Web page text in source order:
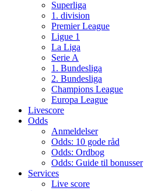
Superliga
1. division
Premier League
Ligue 1
La Liga
Serie A
1. Bundesliga
2. Bundesliga
Champions League
Europa League
Livescore
Odds
Anmeldelser
Odds: 10 gode råd
Odds: Ordbog
Odds: Guide til bonusser
Services
Live score